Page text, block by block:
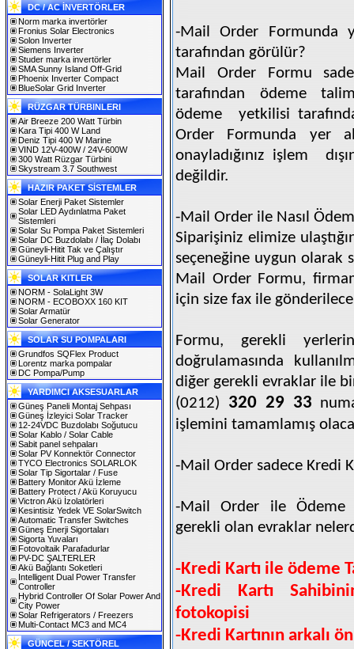
DC / AC İNVERTÖRLER
Norm marka invertörler
Fronius Solar Electronics
Solon Inverter
Siemens Inverter
Studer marka invertörler
SMA Sunny Island Off-Grid
Phoenix Inverter Compact
BlueSolar Grid Inverter
RÜZGAR TÜRBINLERI
Air Breeze 200 Watt Türbin
Kara Tipi 400 W Land
Deniz Tipi 400 W Marine
VIND 12V-400W / 24V-600W
300 Watt Rüzgar Türbini
Skystream 3.7 Southwest
HAZIR PAKET SİSTEMLER
Solar Enerji Paket Sistemler
Solar LED Aydınlatma Paket
Sistemleri
Solar Su Pompa Paket Sistemleri
Solar DC Buzdolabı / İlaç Dolabı
Güneyli-Hitit Tak ve Çalıştır
Güneyli-Hitit Plug and Play
SOLAR KITLER
NORM - SolaLight 3W
NORM - ECOBOXX 160 KIT
Solar Armatür
Solar Generator
SOLAR SU POMPALARI
Grundfos SQFlex Product
Lorentz marka pompalar
DC Pompa/Pump
YARDIMCI AKSESUARLAR
Güneş Paneli Montaj Sehpası
Güneş İzleyici Solar Tracker
12-24VDC Buzdolabı Soğutucu
Solar Kablo / Solar Cable
Sabit panel sehpaları
Solar PV Konnektör Connector
TYCO Electronics SOLARLOK
Solar Tip Sigortalar / Fuse
Battery Monitor Akü İzleme
Battery Protect / Akü Koruyucu
Victron Akü İzolatörleri
Kesintisiz Yedek VE SolarSwitch
Automatic Transfer Switches
Güneş Enerji Sigortaları
Sigorta Yuvaları
Fotovoltaik Parafadurlar
PV-DC ŞALTERLER
Akü Bağlantı Soketleri
Intelligent Dual Power Transfer
Controller
Hybrid Controller Of Solar Power And
City Power
Solar Refrigerators / Freezers
Multi-Contact MC3 and MC4
GÜNCEL / SEKTÖREL
-Mail Order Formunda
tarafından görülür?
Mail Order Formu
tarafından ödeme
ödeme
yetkilisi
Order Formunda yer
onayladığınız işlem
değildir.
-Mail Order ile Nasıl
Siparişiniz elimize
seçeneğine uygun olarak
Mail Order Formu,
için size fax ile
Formu, gerekli
doğrulamasında
diğer gerekli evraklar ile
(0212) 320 29 33
işlemini tamamlamış
-Mail Order sadece Kredi
-Mail Order ile Ödeme
gerekli olan evraklar
-Kredi Kartı ile ödeme
-Kredi Kartı
fotokopisi
-Kredi Kartının arkalı